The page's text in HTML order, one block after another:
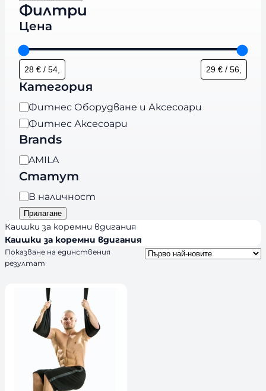
Филтри
Цена
Категория
К
а
т
г
о
р
и
я
Фитнес Оборудване и Аксесоари
Фитнес Аксесоари
Brands
B
r
a
n
d
s
AMILA
Статут
Н
а
л
и
ч
н
В наличност
Прилагане
Каишки за коремни вдигания
Каишки за коремни вдигания
Показване на единствения
резултат